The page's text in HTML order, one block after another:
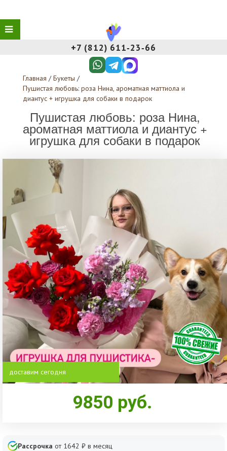
+7 (812) 611‑23‑66
Главная / Букеты /
Пушистая любовь: роза Нина, ароматная маттиола и
диантус + игрушка для собаки в подарок
Пушистая любовь: роза Нина,
ароматная маттиола и диантус +
игрушка для собаки в подарок
доставим сегодня
9850 руб.
Рассрочка от 1642 ₽ в месяц